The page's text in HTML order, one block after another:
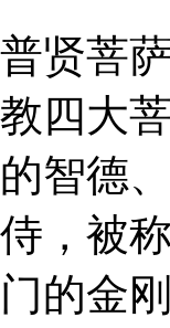
普贤菩
教四大
的智德
侍，被
门的金